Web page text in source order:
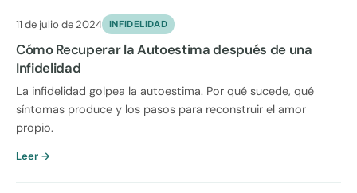
11 de julio de 2024 INFIDELIDAD
Cómo Recuperar la Autoestima después de una
Infidelidad
La infidelidad golpea la autoestima. Por qué sucede, qué
síntomas produce y los pasos para reconstruir el amor
propio.
Leer →